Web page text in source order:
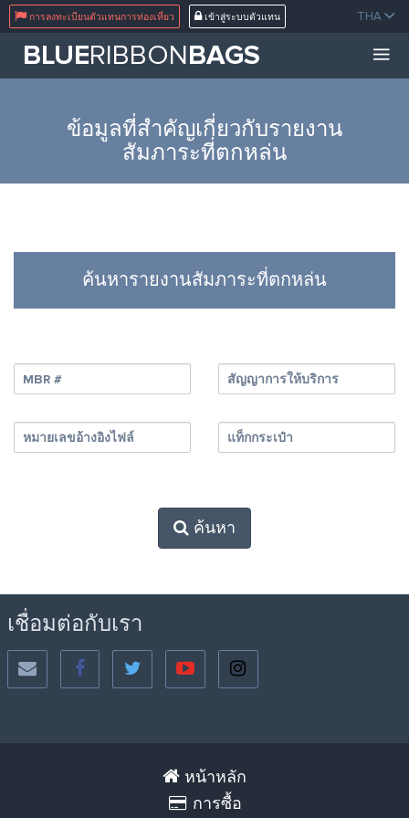
การลงทะเบียนตัวแทนการท่องเที่ยว เข้าสู่ระบบตัวแทน THA
BLUERIBBONBAGS
ข้อมูลที่สำคัญเกี่ยวกับรายงาน
สัมภาระที่ตกหล่น
ค้นหารายงานสัมภาระที่ตกหล่น
MBR # สัญญาการให้บริการ
หมายเลขอ้างอิงไฟล์ แท็กกระเป๋า
ค้นหา
เชื่อมต่อกับเรา
หน้าหลัก
การซื้อ